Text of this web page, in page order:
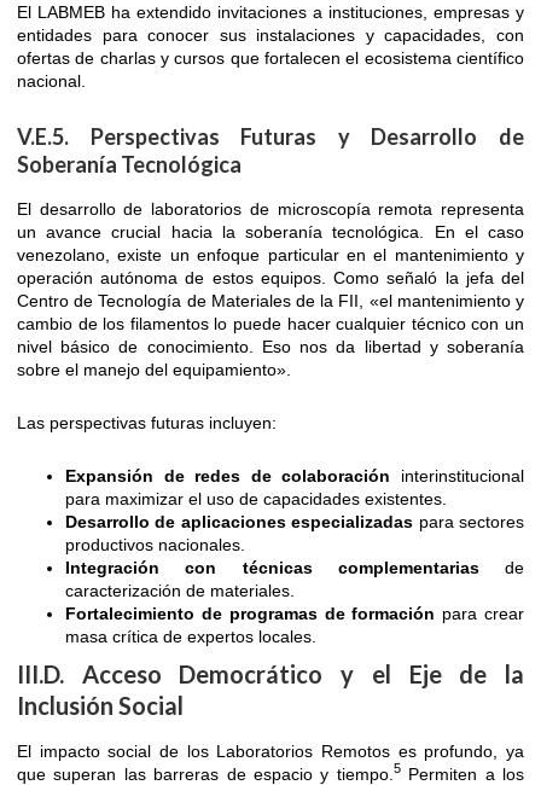
El LABMEB ha extendido invitaciones a instituciones, empresas y
entidades para conocer sus instalaciones y capacidades, con
ofertas de charlas y cursos que fortalecen el ecosistema científico
nacional.
V.E.5. Perspectivas Futuras y Desarrollo de
Soberanía Tecnológica
El desarrollo de laboratorios de microscopía remota representa
un avance crucial hacia la soberanía tecnológica. En el caso
venezolano, existe un enfoque particular en el mantenimiento y
operación autónoma de estos equipos. Como señaló la jefa del
Centro de Tecnología de Materiales de la FII, «el mantenimiento y
cambio de los filamentos lo puede hacer cualquier técnico con un
nivel básico de conocimiento. Eso nos da libertad y soberanía
sobre el manejo del equipamiento».
Las perspectivas futuras incluyen:
Expansión de redes de colaboración interinstitucional
para maximizar el uso de capacidades existentes.
Desarrollo de aplicaciones especializadas para sectores
productivos nacionales.
Integración con técnicas complementariasde
caracterización de materiales.
Fortalecimiento de programas de formación para crear
masa crítica de expertos locales.
III.D. Acceso Democrático y el Eje de la
Inclusión Social
El impacto social de los Laboratorios Remotos es profundo, ya
que superan las barreras de espacio y tiempo. 5Permiten a los